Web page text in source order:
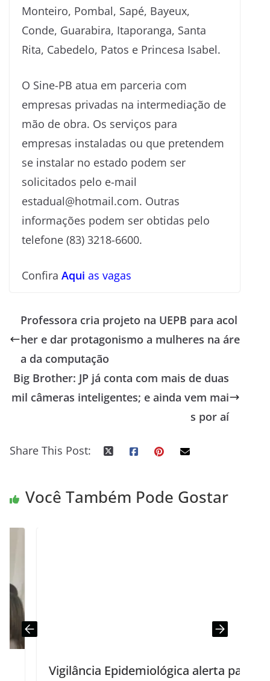
Monteiro, Pombal, Sapé, Bayeux,
Conde, Guarabira, Itaporanga, Santa
Rita, Cabedelo, Patos e Princesa Isabel.
O Sine-PB atua em parceria com
empresas privadas na intermediação de
mão de obra. Os serviços para
empresas instaladas ou que pretendem
se instalar no estado podem ser
solicitados pelo e-mail
estadual@hotmail.com. Outras
informações podem ser obtidas pelo
telefone (83) 3218-6600.
Confira Aqui as vagas
Professora cria projeto na UEPB para acol
her e dar protagonismo a mulheres na áre
a da computação
Big Brother: JP já conta com mais de duas
mil câmeras inteligentes; e ainda vem mai
s por aí
Share This Post:
Você Também Pode Gostar
Vigilância Epidemiológica alerta para